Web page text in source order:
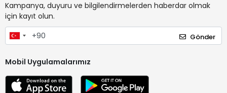
Kampanya, duyuru ve bilgilendirmelerden haberdar olmak
için kayıt olun.
Gönder
Mobil Uygulamalarımız